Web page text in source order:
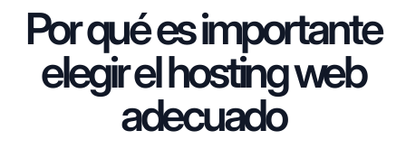
Por qué es importante
elegir el hosting web
adecuado